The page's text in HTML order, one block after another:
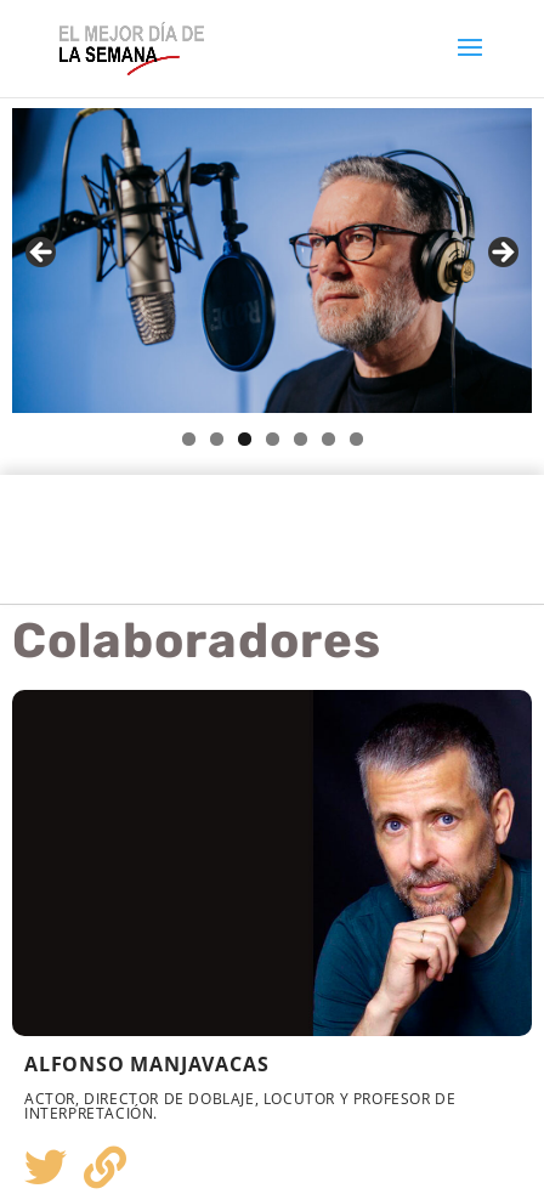
Colaboradores
ALFONSO MANJAVACAS
ACTOR, DIRECTOR DE DOBLAJE, LOCUTOR Y PROFESOR DE
INTERPRETACIÓN.